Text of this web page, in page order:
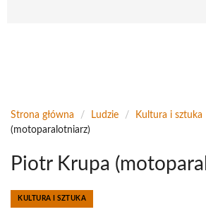
Strona główna / Ludzie / Kultura i sztuka
(motoparalotniarz)
Piotr Krupa
KULTURA I SZTUKA